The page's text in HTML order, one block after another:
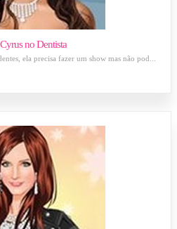
no Dentista
ela precisa fazer um show mas não pod...